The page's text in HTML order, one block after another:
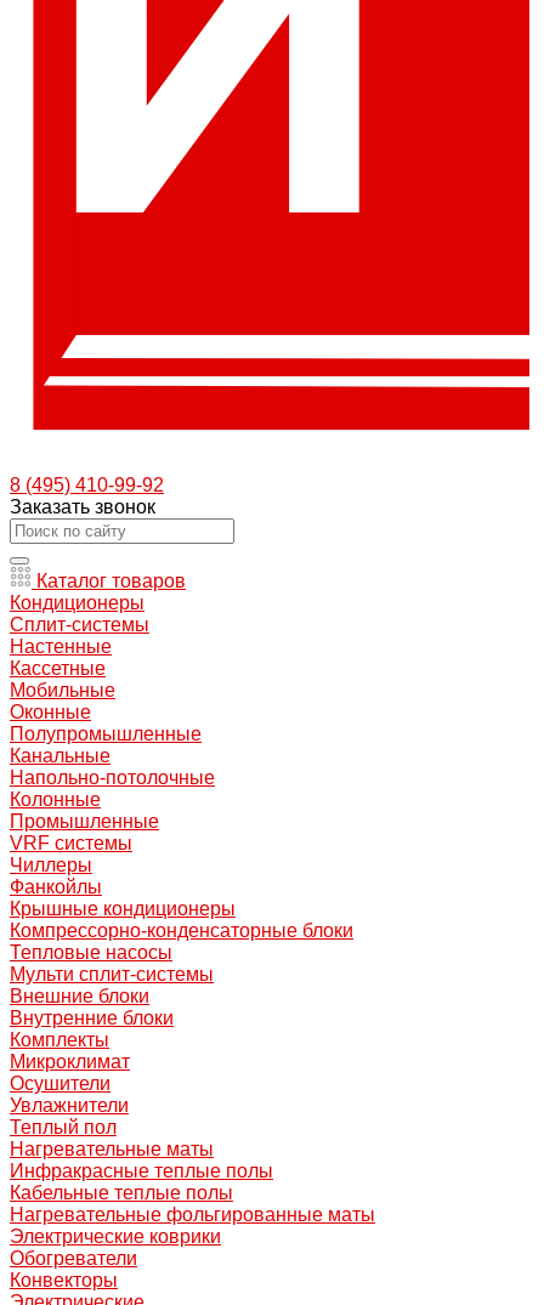
8 (495) 410-99-92
Заказать звонок
Каталог товаров
Кондиционеры
Сплит-системы
Настенные
Кассетные
Мобильные
Оконные
Полупромышленные
Канальные
Напольно-потолочные
Колонные
Промышленные
VRF системы
Чиллеры
Фанкойлы
Крышные кондиционеры
Компрессорно-конденсаторные блоки
Тепловые насосы
Мульти сплит-системы
Внешние блоки
Внутренние блоки
Комплекты
Микроклимат
Осушители
Увлажнители
Теплый пол
Нагревательные маты
Инфракрасные теплые полы
Кабельные теплые полы
Нагревательные фольгированные маты
Электрические коврики
Обогреватели
Конвекторы